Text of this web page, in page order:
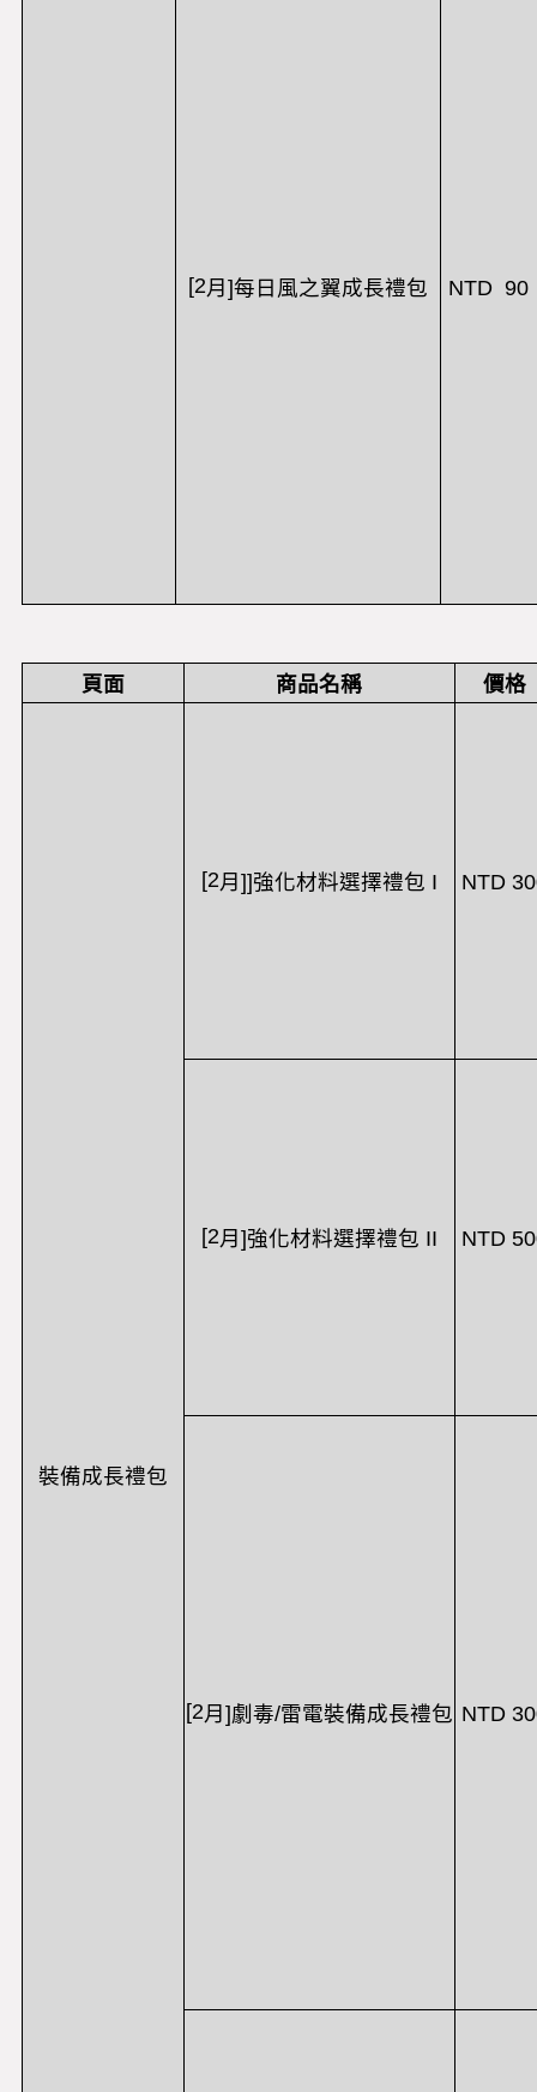
[2月 ]每日風之翼成長禮包 NTD 90
頁面 商品名稱 價格
裝備成長禮包
[2月 ]]強化材料選擇禮包 I NTD
[2月 ]強化材料選擇禮包 II NTD
[2月 ]劇毒/雷電裝備成長禮包 NTD